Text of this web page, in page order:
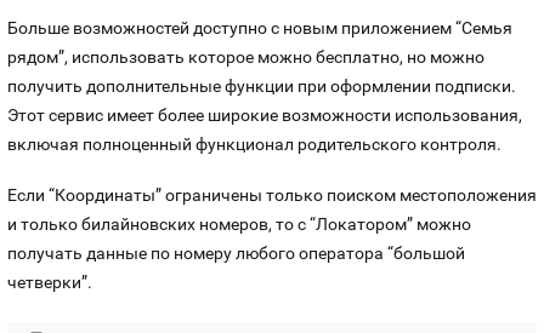
Больше возможностей доступно с новым приложением “Семья
рядом”, использовать которое можно бесплатно, но можно
получить дополнительные функции при оформлении подписки.
Этот сервис имеет более широкие возможности использования,
включая полноценный функционал родительского контроля.
Если “Координаты” ограничены только поиском местоположения
и только билайновских номеров, то с “Локатором” можно
получать данные по номеру любого оператора “большой
четверки”.